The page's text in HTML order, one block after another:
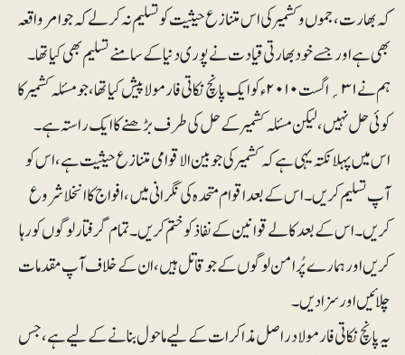
کہ بھارت، جموں وکشمیر کی اس متنازع حیثیت کو تسلیم نہ کر لے کہ جوامرواقعہ
بھی ہے اور جسے خود بھارتی قیادت نے پوری دنیا کے سامنے تسلیم بھی کیا تھا۔
ہم نے ۳۱ ؍اگست ۲۰۱۰ء کو ایک پانچ نکاتی فارمولا پیش کیا تھا، جو مسئلہ کشمیر کا
کوئی حل نہیں، لیکن مسئلہ کشمیر کے حل کی طرف بڑھنے کا ایک راستہ ہے۔
اس میں پہلا نکتہ یہی ہے کہ کشمیر کی جو بین الاقوامی متنازع حیثیت ہے، اس کو
آپ تسلیم کریں۔ اس کے بعد اقوام متحدہ کی نگرانی میں، افواج کا انخلا شروع
کریں ۔ اس کے بعد کالے قوانین کے نفاذ کو ختم کریں۔ تمام گرفتار لوگوں کو رہا
کریں اور ہمارے پُرامن لوگوں کے جو قاتل ہیں، ان کے خلاف آپ مقدمات
چلائیں اور سزا دیں۔
یہ پانچ نکاتی فار مولا دراصل مذاکرات کے لیے ماحول بنانے کے لیے ہے، جس